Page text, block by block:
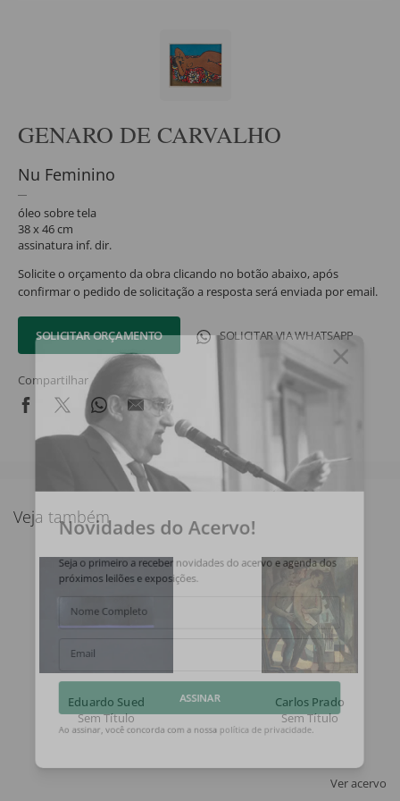
GENARO DE CARVALHO
Nu Feminino
óleo sobre tela
38 x 46 cm
assinatura inf. dir.
Solicite o orçamento da obra clicando no botão abaixo, após
confirmar o pedido de solicitação a resposta será enviada por email.
SOLICITAR ORÇAMENTO SOLICITAR VIA WHATSAPP
Compartilhar
Veja também
Eduardo Sued
Sem Título
Carlos Prado
Sem Título
Ver acervo
Novidades do Acervo!
Seja o primeiro a receber novidades do acervo e agenda dos
próximos leilões e exposições.
Nome Completo
ASSINAR